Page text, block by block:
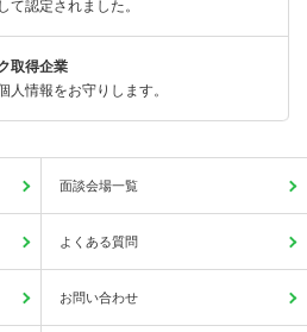
て認定されました。
取得企業
人情報をお守りします。
面談会場一覧
よくある質問
お問い合わせ